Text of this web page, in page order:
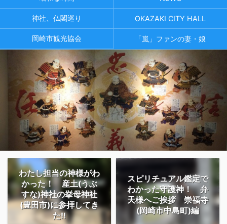
神社、仏閣巡り OKAZAKI CITY HALL
岡崎市観光協会 「嵐」ファンの妻・娘
わたし担当の神様がわ
かった！ 産土(うぶ
すな)神社の挙母神社
(豊田市)に参拝してき
た!!
スピリチュアル鑑定で
わかった守護神！ 弁
天様へご挨拶 崇福寺
(岡崎市中島町)編